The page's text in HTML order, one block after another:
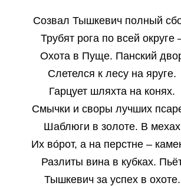
Созвал Тышкевич полный
Трубят рога по всей округе
Охота в Пуще. Панский
Слетелся к лесу на яруге.
Гарцует шляхта на конях.
Смычки и своры лучших
Шаблюги в золоте. В мехах
Их во́рот, а на перстне –
Разлиты вина в кубках.
Тышкевич за успех в охоте.